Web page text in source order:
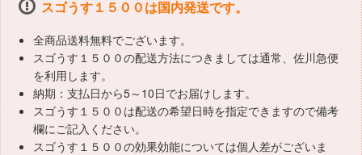
スゴうす１５００は国内発送です。
全商品送料無料でございます。
スゴうす１５００の配送方法につきましては通常、佐川急便
を利用します。
納期：支払日から5～10日でお届けします。
スゴうす１５００は配送の希望日時を指定できますので備考
欄にご記入ください。
スゴうす１５００の効果効能については個人差がございま